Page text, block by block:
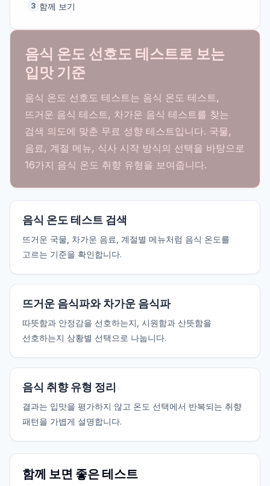
3 함께 보기
음식 온도 선호도 테스트로 보는
입맛 기준
음식 온도 선호도 테스트는 음식 온도 테스트,
뜨거운 음식 테스트, 차가운 음식 테스트를 찾는
검색 의도에 맞춘 무료 성향 테스트입니다. 국물,
음료, 계절 메뉴, 식사 시작 방식의 선택을 바탕으로
16가지 음식 온도 취향 유형을 보여줍니다.
음식 온도 테스트 검색
뜨거운 국물, 차가운 음료, 계절별 메뉴처럼 음식 온도를
고르는 기준을 확인합니다.
뜨거운 음식파와 차가운 음식파
따뜻함과 안정감을 선호하는지, 시원함과 산뜻함을
선호하는지 상황별 선택으로 나눕니다.
음식 취향 유형 정리
결과는 입맛을 평가하지 않고 온도 선택에서 반복되는 취향
패턴을 가볍게 설명합니다.
함께 보면 좋은 테스트